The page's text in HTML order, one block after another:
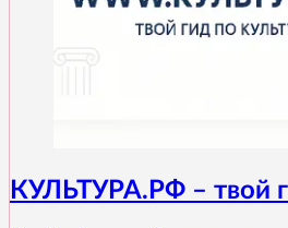
КУЛЬТУРА.РФ – твой